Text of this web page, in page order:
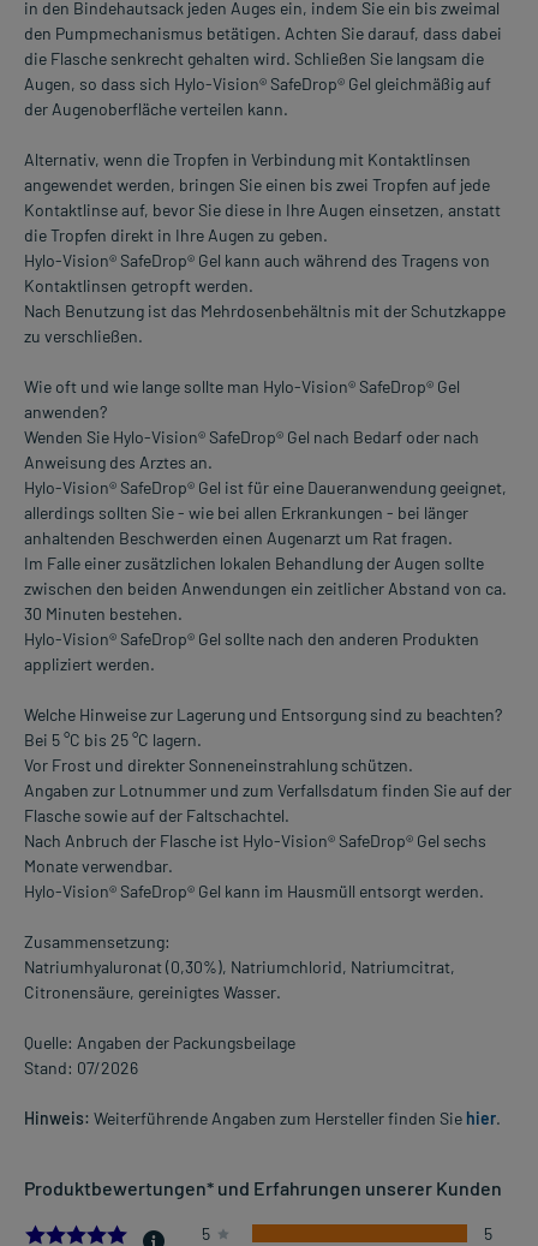
in den Bindehautsack jeden Auges ein, indem Sie ein bis zweimal
den Pumpmechanismus betätigen. Achten Sie darauf, dass dabei
die Flasche senkrecht gehalten wird. Schließen Sie langsam die
Augen, so dass sich Hylo-Vision® SafeDrop® Gel gleichmäßig auf
der Augenoberfläche verteilen kann.
Alternativ, wenn die Tropfen in Verbindung mit Kontaktlinsen
angewendet werden, bringen Sie einen bis zwei Tropfen auf jede
Kontaktlinse auf, bevor Sie diese in Ihre Augen einsetzen, anstatt
die Tropfen direkt in Ihre Augen zu geben.
Hylo-Vision® SafeDrop® Gel kann auch während des Tragens von
Kontaktlinsen getropft werden.
Nach Benutzung ist das Mehrdosenbehältnis mit der Schutzkappe
zu verschließen.
Wie oft und wie lange sollte man Hylo-Vision® SafeDrop® Gel
anwenden?
Wenden Sie Hylo-Vision® SafeDrop® Gel nach Bedarf oder nach
Anweisung des Arztes an.
Hylo-Vision® SafeDrop® Gel ist für eine Daueranwendung geeignet,
allerdings sollten Sie - wie bei allen Erkrankungen - bei länger
anhaltenden Beschwerden einen Augenarzt um Rat fragen.
Im Falle einer zusätzlichen lokalen Behandlung der Augen sollte
zwischen den beiden Anwendungen ein zeitlicher Abstand von ca.
30 Minuten bestehen.
Hylo-Vision® SafeDrop® Gel sollte nach den anderen Produkten
appliziert werden.
Welche Hinweise zur Lagerung und Entsorgung sind zu beachten?
Bei 5 °C bis 25 °C lagern.
Vor Frost und direkter Sonneneinstrahlung schützen.
Angaben zur Lotnummer und zum Verfallsdatum finden Sie auf der
Flasche sowie auf der Faltschachtel.
Nach Anbruch der Flasche ist Hylo-Vision® SafeDrop® Gel sechs
Monate verwendbar.
Hylo-Vision® SafeDrop® Gel kann im Hausmüll entsorgt werden.
Zusammensetzung:
Natriumhyaluronat (0,30%), Natriumchlorid, Natriumcitrat,
Citronensäure, gereinigtes Wasser.
Quelle: Angaben der Packungsbeilage
Stand: 07/2026
Hinweis: Weiterführende Angaben zum Hersteller finden Sie hier.
Produktbewertungen* und Erfahrungen unserer Kunden
5.0 5
5